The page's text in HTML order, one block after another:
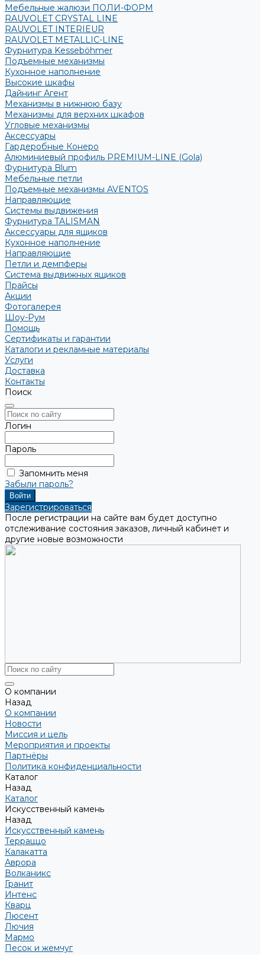
Мебельные жалюзи ПОЛИ-ФОРМ
RAUVOLET CRYSTAL LINE
RAUVOLET INTERIEUR
RAUVOLET METALLIC-LINE
Фурнитура Kesseböhmer
Подъемные механизмы
Кухонное наполнение
Высокие шкафы
Дайнинг Агент
Механизмы в нижнюю базу
Механизмы для верхних шкафов
Угловые механизмы
Аксессуары
Гардеробные Конеро
Алюминиевый профиль PREMIUM-LINE (Gola)
Фурнитура Blum
Мебельные петли
Подъемные механизмы AVENTOS
Направляющие
Системы выдвижения
Фурнитура TALISMAN
Аксессуары для ящиков
Кухонное наполнение
Направляющие
Петли и демпферы
Система выдвижных ящиков
Прайсы
Акции
Фотогалерея
Шоу-Рум
Помощь
Сертификаты и гарантии
Каталоги и рекламные материалы
Услуги
Доставка
Контакты
Поиск
Логин
Пароль
Запомнить меня
Забыли пароль?
Зарегистрироваться
После регистрации на сайте вам будет доступно
отслеживание состояния заказов, личный кабинет и
другие новые возможности
О компании
Назад
О компании
Новости
Миссия и цель
Мероприятия и проекты
Партнёры
Политика конфиденциальности
Каталог
Назад
Каталог
Искусственный камень
Назад
Искусственный камень
Терраццо
Калакатта
Аврора
Волканикс
Гранит
Интенс
Кварц
Люсент
Лючия
Мармо
Песок и жемчуг